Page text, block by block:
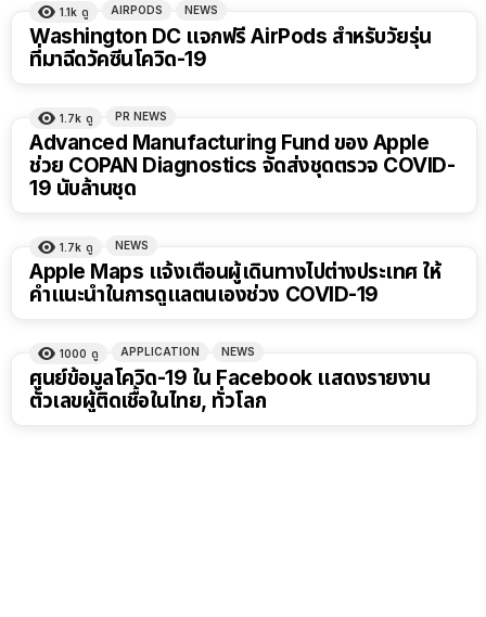
1.1k ดู AIRPODS NEWS
Washington DC แจกฟรี AirPods สำหรับวัยรุ่น
ที่มาฉีดวัคซีนโควิด-19
1.7k ดู PR NEWS
Advanced Manufacturing Fund ของ Apple
ช่วย COPAN Diagnostics จัดส่งชุดตรวจ COVID-
19 นับล้านชุด
1.7k ดู NEWS
Apple Maps แจ้งเตือนผู้เดินทางไปต่างประเทศ ให้
คำแนะนำในการดูแลตนเองช่วง COVID-19
1000 ดู APPLICATION NEWS
ศูนย์ข้อมูลโควิด-19 ใน Facebook แสดงรายงาน
ตัวเลขผู้ติดเชื้อในไทย, ทั่วโลก